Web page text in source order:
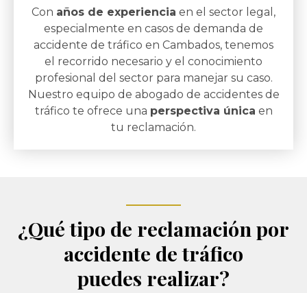
Con años de experiencia en el sector legal,
especialmente en casos de demanda de
accidente de tráfico en Cambados, tenemos
el recorrido necesario y el conocimiento
profesional del sector para manejar su caso.
Nuestro equipo de abogado de accidentes de
tráfico te ofrece una perspectiva única en
tu reclamación.
¿Qué tipo de reclamación por
accidente de tráfico
puedes realizar?